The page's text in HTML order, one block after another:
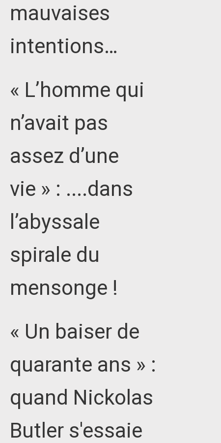
mauvaises
intentions…
« L’homme qui
n’avait pas
assez d’une
vie » : ....dans
l’abyssale
spirale du
mensonge !
« Un baiser de
quarante ans » :
quand Nickolas
Butler s'essaie